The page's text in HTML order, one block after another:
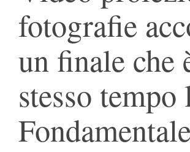
fotografie
un finale
stesso